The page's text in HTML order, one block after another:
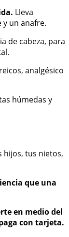
Lleva
y un anafre.
de cabeza, para
analgésico
húmedas y
hijos, tus nietos,
que una
en medio del
con tarjeta.